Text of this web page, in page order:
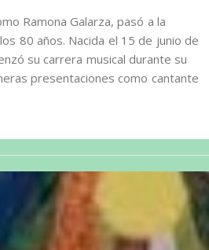
Ramona Galarza, pasó a la
80 años. Nacida el 15 de junio de
su carrera musical durante su
presentaciones como cantante